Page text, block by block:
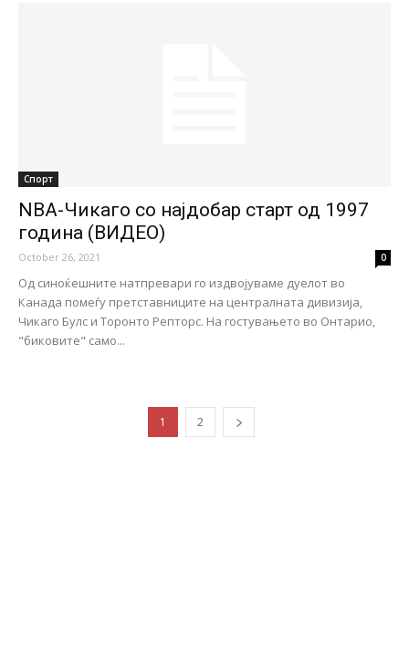
Спорт
NBA-Чикаго со најдобар старт од 1997
година (ВИДЕО)
October 26, 2021 0
Од синоќешните натпревари го издвојуваме дуелот во
Канада помеѓу претставниците на централната дивизија,
Чикаго Булс и Торонто Репторс. На гостувањето во Онтарио,
"биковите" само...
1 2